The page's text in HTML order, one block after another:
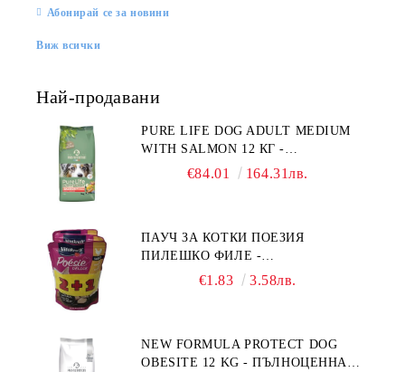
Абонирай се за новини
Виж всички
Най-продавани
PURE LIFE DOG ADULT MEDIUM
WITH SALMON 12 КГ -
ПЪЛНОЦЕННА ХРАНА ЗА
БЕЗ ЗЪРНО, БЕЗ ГЛУТЕН.
ПРОИЗВЕДЕНА ВЪВ ФРАНЦИЯ.
€84.01 164.31лв.
ПАУЧ ЗА КОТКИ ПОЕЗИЯ
ПИЛЕШКО ФИЛЕ -
ПРОМОКОМПЛЕКТ 3 БР.
€1.83 3.58лв.
NEW FORMULA PROTECT DOG
OBESITE 12 KG - ПЪЛНОЦЕННА